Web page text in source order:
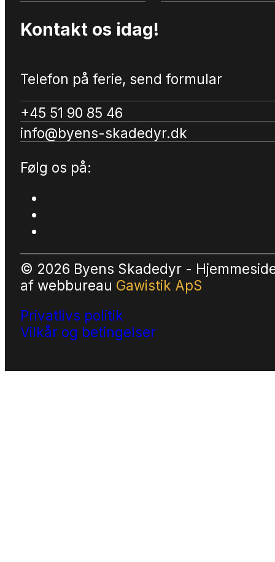
Kontakt os idag!
Telefon på ferie, send formular
+45 51 90 85 46
info@byens-skadedyr.dk
Følg os på:
© 2026 Byens Skadedyr -
af webbureau Gawistik ApS
Privatlivs politik
Vilkår og betingelser